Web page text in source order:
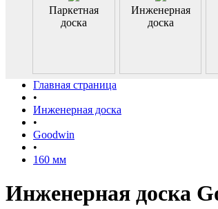
Паркетная
доска
Инженерная
доска
Главная страница
•
Инженерная доска
•
Goodwin
•
160 мм
Инженерная доска